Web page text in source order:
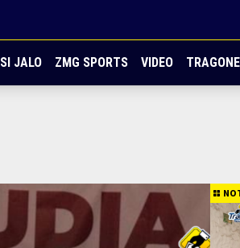
SI JALO ZMG SPORTS VIDEO